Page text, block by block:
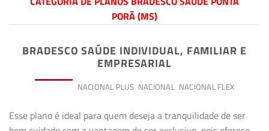
PORÃ (MS)
BRADESCO SAÚDE INDIVIDUAL, FAMILIAR E
EMPRESARIAL
NACIONAL PLUS NACIONAL NACIONAL FLEX
Esse plano é ideal para quem deseja a tranquilidade de ser